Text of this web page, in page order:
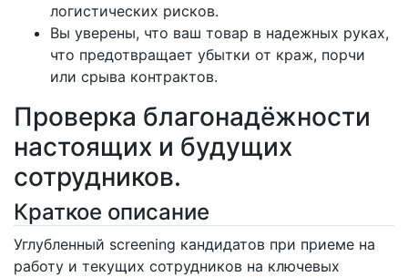
логистических рисков.
Вы уверены, что ваш товар в надежных руках,
что предотвращает убытки от краж, порчи
или срыва контрактов.
Проверка благонадёжности
настоящих и будущих
сотрудников.
Краткое описание
Углубленный screening кандидатов при приеме на
работу и текущих сотрудников на ключевых